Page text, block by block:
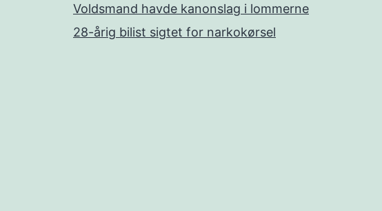
Voldsmand havde kanonslag i lommerne
28-årig bilist sigtet for narkokørsel